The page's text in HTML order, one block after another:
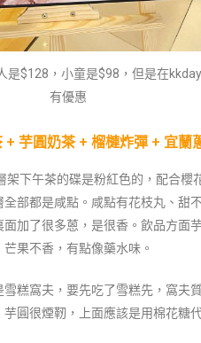
是$128，小童是$98，但是在
有優惠
+ 芋圓奶茶 + 榴槤炸彈 + 宜蘭
架下午茶的碟是粉紅色的，配合櫻
全部都是咸點。咸點有花枝丸、甜
面加了很多蒽，是很香。飲品方面
果不香，有點像藥水味。
雪糕窩夫，要先吃了雪糕先，窩夫
芋圓很煙靭，上面應該是用棉花糖